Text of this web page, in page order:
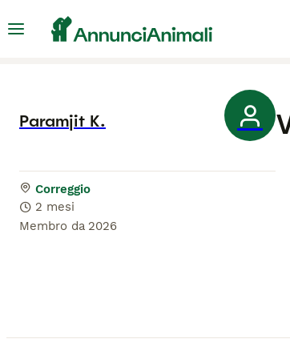
Paramjit K.
Correggio
2 mesi
Membro da 2026